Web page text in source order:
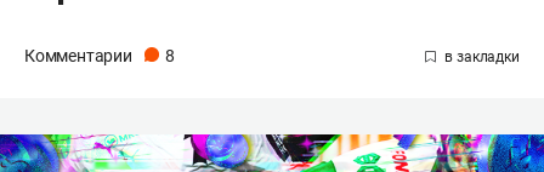
Комментарии 8